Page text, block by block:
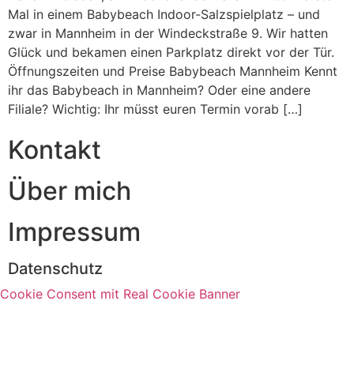
Mal in einem Babybeach Indoor-Salzspielplatz – und
zwar in Mannheim in der Windeckstraße 9. Wir hatten
Glück und bekamen einen Parkplatz direkt vor der Tür.
Öffnungszeiten und Preise Babybeach Mannheim Kennt
ihr das Babybeach in Mannheim? Oder eine andere
Filiale? Wichtig: Ihr müsst euren Termin vorab […]
Kontakt
Über mich
Impressum
Datenschutz
Cookie Consent mit Real Cookie Banner